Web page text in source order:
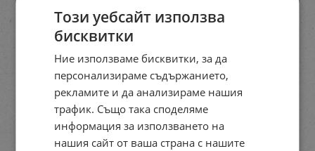
Този уебсайт използва
бисквитки
Ние използваме бисквитки, за да
персонализираме съдържанието,
рекламите и да анализираме нашия
трафик. Също така споделяме
информация за използването на
нашия сайт от ваша страна с нашите